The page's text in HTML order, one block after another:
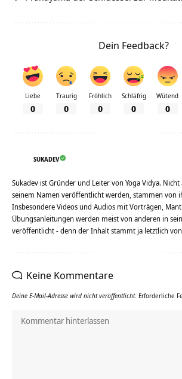
Dein Feedback?
Liebe
0
Traurig
0
Fröhlich
0
Schläfrig
0
Wütend
0
SUKADEV
Sukadev ist Gründer und Leiter von Yoga Vidya. Nicht
seinem Namen veröffentlicht werden, stammen von
Insbesondere Videos und Audios mit Vorträgen,
Übungsanleitungen werden meist von anderen in
veröffentlicht - denn der Inhalt stammt ja letztlich
Keine Kommentare
Deine E-Mail-Adresse wird nicht veröffentlicht. Erforderliche